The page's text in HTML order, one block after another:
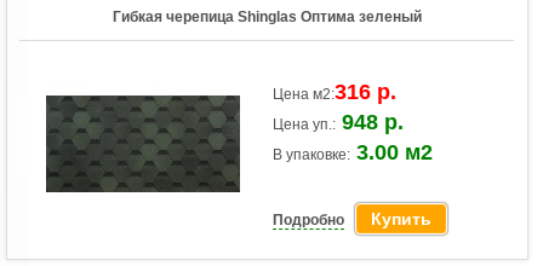
Гибкая черепица Shinglas Оптима зеленый
Цена м2:316 р.
Цена уп.: 948 р.
В упаковке: 3.00 м2
Подробно Купить